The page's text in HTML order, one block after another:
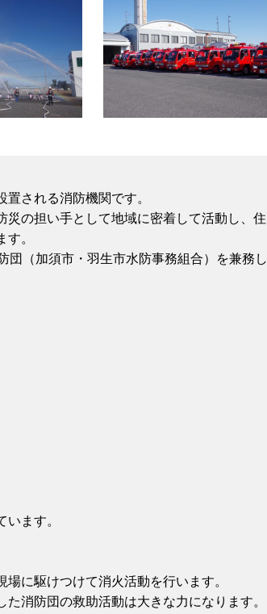
される消防機関です。
の担い手として地域に密着して活動し、住
。
団（加須市・羽生市水防事務組合）を兼務し
ます。
に駆けつけて消火活動を行います。
消防団の救助活動は大きな力になります。